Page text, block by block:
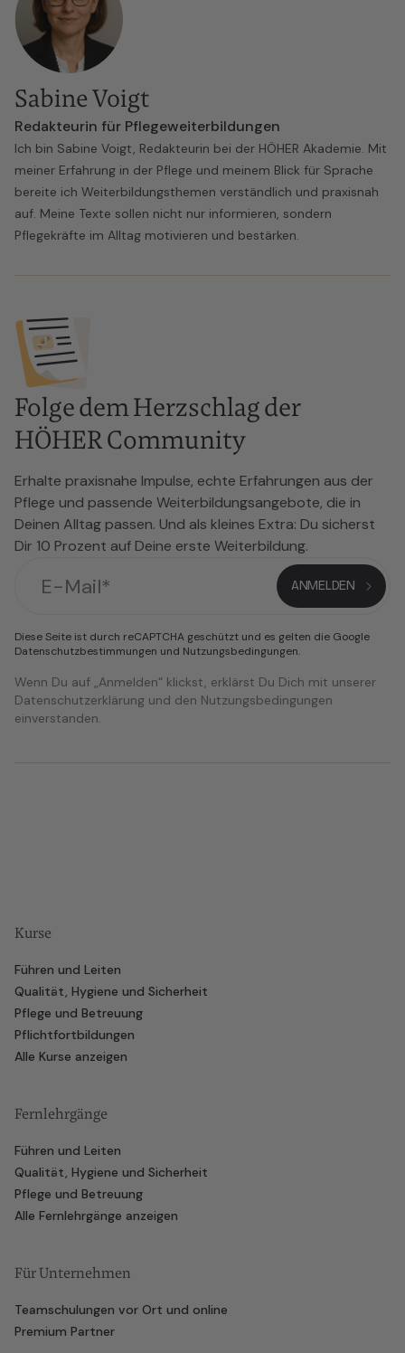
Sabine Voigt
Redakteurin für Pflegeweiterbildungen
Ich bin Sabine Voigt, Redakteurin bei der HÖHER Akademie. Mit
meiner Erfahrung in der Pflege und meinem Blick für Sprache
bereite ich Weiterbildungsthemen verständlich und praxisnah
auf. Meine Texte sollen nicht nur informieren, sondern
Pflegekräfte im Alltag motivieren und bestärken.
Folge dem Herzschlag der
HÖHER Community
Erhalte praxisnahe Impulse, echte Erfahrungen aus der
Pflege und passende Weiterbildungsangebote, die in
Deinen Alltag passen. Und als kleines Extra: Du sicherst
Dir 10 Prozent auf Deine erste Weiterbildung.
Diese Seite ist durch reCAPTCHA geschützt und es gelten die Google
Datenschutzbestimmungen und Nutzungsbedingungen.
Wenn Du auf „Anmelden“ klickst, erklärst Du Dich mit unserer
Datenschutzerklärung und den Nutzungsbedingungen
einverstanden.
Kurse
Führen und Leiten
Qualität, Hygiene und Sicherheit
Pflege und Betreuung
Pflichtfortbildungen
Alle Kurse anzeigen
Fernlehrgänge
Führen und Leiten
Qualität, Hygiene und Sicherheit
Pflege und Betreuung
Alle Fernlehrgänge anzeigen
Für Unternehmen
Teamschulungen vor Ort und online
Premium Partner